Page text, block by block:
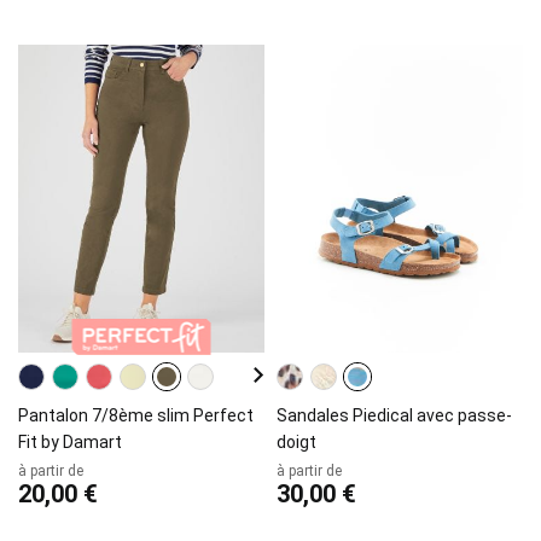
Pantalon 7/8ème slim Perfect
Fit by Damart
à partir de
20,00 €
Sandales Piedical avec passe-
doigt
à partir de
30,00 €